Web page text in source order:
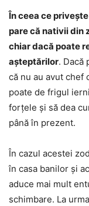
În ceea ce
pare că nativii din
chiar dacă poate
așteptărilor. Dacă
că nu au avut chef
poate de frigul
forțele și să dea
până în prezent.
În cazul acestei
în casa banilor și
aduce mai mult
schimbare. La